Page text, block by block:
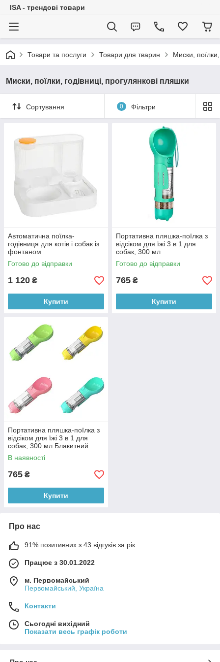
ISA - трендові товари
Товари та послуги Товари для тварин Миски,
Миски, поїлки, годівниці, прогулянкові пляшки
Сортування 0 Фільтри
Автоматична поїлка-
годівниця для котів і собак із
фонтаном
Готово до відправки
1 120 ₴
Купити
Портативна пляшка-поїлка з
відсіком для їжі 3 в 1 для
собак, 300 мл
Готово до відправки
765 ₴
Купити
Портативна пляшка-поїлка з
відсіком для їжі 3 в 1 для
собак, 300 мл Блакитний
В наявності
765 ₴
Купити
Про нас
91% позитивних з 43 відгуків за рік
Працює з 30.01.2022
м. Первомайський
Первомайський, Україна
Контакти
Сьогодні вихідний
Показати весь графік роботи